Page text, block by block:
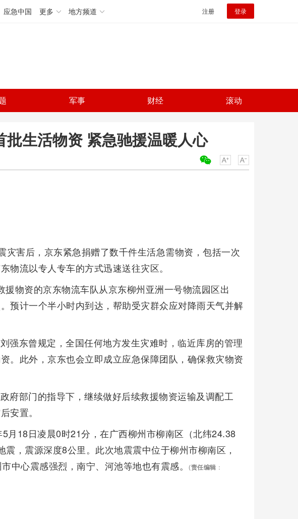
应急中国 更多 地方频道 注册 登录
军事 财经 滚动
生活物资 紧急驰援温暖人心
灾害后，京东紧急捐赠了数千件生活急需物资，包括一次
物流以专人专车的方式迅速送往灾区。
援物资的京东物流车队从京东柳州亚洲一号物流园区出
预计一个半小时内到达，帮助受灾群众应对降雨天气并解
强东曾规定，全国任何地方发生灾难时，临近库房的管理
。此外，京东也会立即成立应急保障团队，确保救灾物资
府部门的指导下，继续做好后续救援物资运输及调配工
安置。
月18日凌晨0时21分，在广西柳州市柳南区（北纬24.38
，震源深度8公里。此次地震震中位于柳州市柳南区，
中心震感强烈，南宁、河池等地也有震感。
(责任编辑 ：